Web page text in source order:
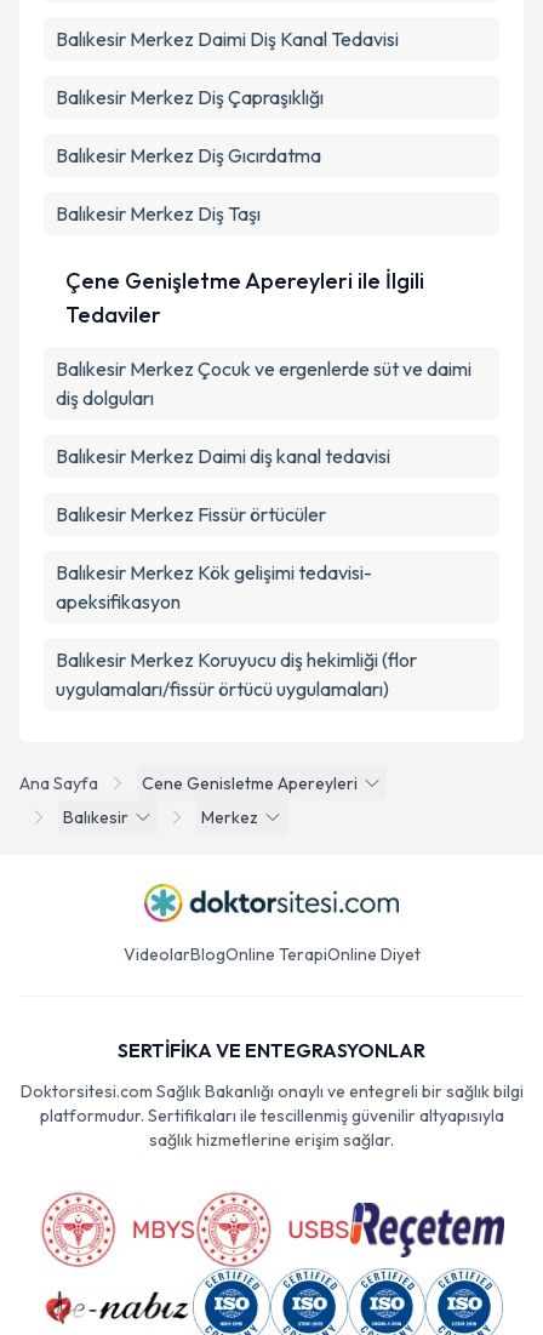
Ana Sayfa
Cene Genisletme Apereyleri
Balıkesir
Merkez
Balıkesir Merkez Daimi Diş Kanal Tedavisi
Balıkesir Merkez Diş Çapraşıklığı
Balıkesir Merkez Diş Gıcırdatma
Balıkesir Merkez Diş Taşı
Çene Genişletme Apereyleri ile İlgili
Tedaviler
Balıkesir Merkez Çocuk ve ergenlerde süt ve daimi
diş dolguları
Balıkesir Merkez Daimi diş kanal tedavisi
Balıkesir Merkez Fissür örtücüler
Balıkesir Merkez Kök gelişimi tedavisi-
apeksifikasyon
Balıkesir Merkez Koruyucu diş hekimliği (flor
uygulamaları/fissür örtücü uygulamaları)
VideolarBlogOnline TerapiOnline Diyet
SERTİFİKA VE ENTEGRASYONLAR
Doktorsitesi.com Sağlık Bakanlığı onaylı ve entegreli bir sağlık bilgi
platformudur. Sertifikaları ile tescillenmiş güvenilir altyapısıyla
sağlık hizmetlerine erişim sağlar.